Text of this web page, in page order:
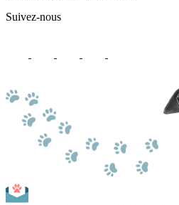
Suivez-nous